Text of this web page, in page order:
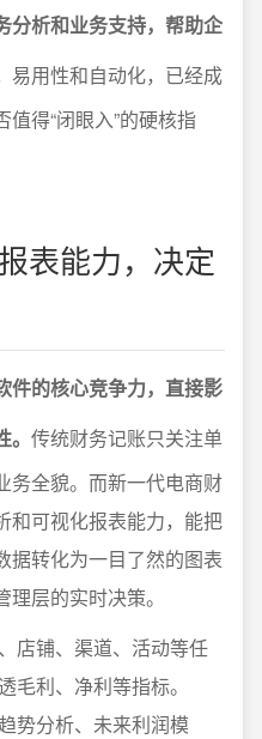
分析和业务支持，帮助企
易用性和自动化，已经成
得“闭眼入”的硬核指
表能力，决定
件的核心竞争力，直接影
传统财务记账只关注单
务全貌。而新一代电商财
和可视化报表能力，能把
据转化为一目了然的图表
层的实时决策。
店铺、渠道、活动等任
毛利、净利等指标。
势分析、未来利润模